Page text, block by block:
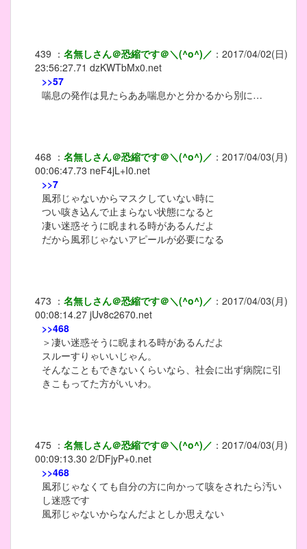
439 ： 名無しさん＠恐縮です＠＼(^o^)／ ： 2017/04/02(日)
23:56:27.71 dzKWTbMx0.net
>>57
喘息の発作は見たらああ喘息かと分かるから別に…
468 ： 名無しさん＠恐縮です＠＼(^o^)／ ： 2017/04/03(月)
00:06:47.73 neF4jL+I0.net
>>7
風邪じゃないからマスクしていない時に
つい咳き込んで止まらない状態になると
凄い迷惑そうに睨まれる時があるんだよ
だから風邪じゃないアピールが必要になる
473 ： 名無しさん＠恐縮です＠＼(^o^)／ ： 2017/04/03(月)
00:08:14.27 jUv8c2670.net
>>468
＞凄い迷惑そうに睨まれる時があるんだよ
スルーすりゃいいじゃん。
そんなこともできないくらいなら、社会に出ず病院に引
きこもってた方がいいわ。
475 ： 名無しさん＠恐縮です＠＼(^o^)／ ： 2017/04/03(月)
00:09:13.30 2/DFjyP+0.net
>>468
風邪じゃなくても自分の方に向かって咳をされたら汚い
し迷惑です
風邪じゃないからなんだよとしか思えない